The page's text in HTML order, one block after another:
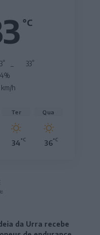
°C
° 33°
km/h
Ter
34°C
Qua
36°C
da Urra recebe